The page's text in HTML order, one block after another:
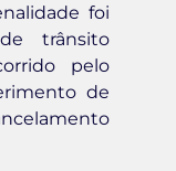
foi
trânsito
pelo
de